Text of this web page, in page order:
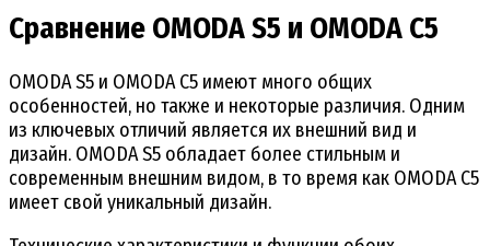
Сравнение OMODA S5 и OMODA C5
OMODA S5 и OMODA C5 имеют много общих
особенностей, но также и некоторые различия. Одним
из ключевых отличий является их внешний вид и
дизайн. ОMODA S5 обладает более стильным и
современным внешним видом, в то время как OMODA C5
имеет свой уникальный дизайн.